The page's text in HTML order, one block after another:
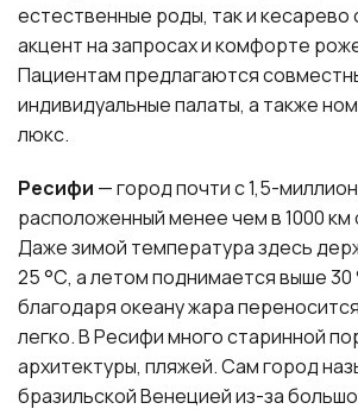
естественные роды, так и
акцент на запросах и комфорте
Пациентам предлагаются
индивидуальные палаты, а также
люкс.
Ресифи — город почти с 1,5-
расположенный менее чем в 1000 км
Даже зимой температура здесь
25 °С, а летом поднимается выше 30
благодаря океану жара
легко. В Ресифи много старинной
архитектуры, пляжей. Сам город
бразильской Венецией из-за